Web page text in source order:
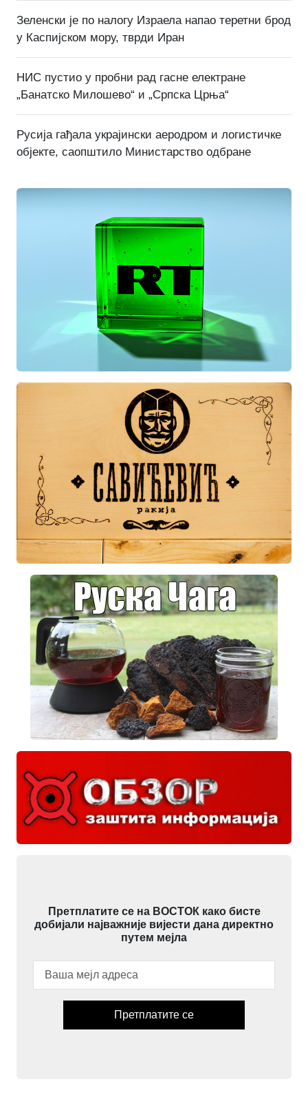
Зеленски је по налогу Израела напао теретни брод
у Каспијском мору, тврди Иран
НИС пустио у пробни рад гасне електране
„Банатско Милошево“ и „Српска Црња“
Русија гађала украјински аеродром и логистичке
објекте, саопштило Министарство одбране
Претплатите се на ВОСТОК како бисте
добијали најважније вијести дана директно
путем мејла
Претплатите се